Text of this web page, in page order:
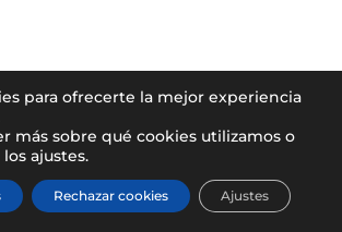
para ofrecerte la mejor experiencia
más sobre qué cookies utilizamos o
ajustes.
Rechazar cookies Ajustes